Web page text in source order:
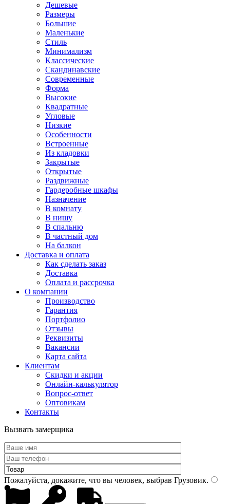
Дешевые
Размеры
Большие
Маленькие
Стиль
Минимализм
Классические
Скандинавские
Современные
Форма
Высокие
Квадратные
Угловые
Низкие
Особенности
Встроенные
Из кладовки
Закрытые
Открытые
Раздвижные
Гардеробные шкафы
Назначение
В комнату
В нишу
В спальню
В частный дом
На балкон
Доставка и оплата
Как сделать заказ
Доставка
Оплата и рассрочка
О компании
Производство
Гарантия
Портфолио
Отзывы
Реквизиты
Вакансии
Карта сайта
Клиентам
Скидки и акции
Онлайн-калькулятор
Вопрос-ответ
Оптовикам
Контакты
Вызвать замерщика
Пожалуйста, докажите, что вы человек, выбрав Грузовик.